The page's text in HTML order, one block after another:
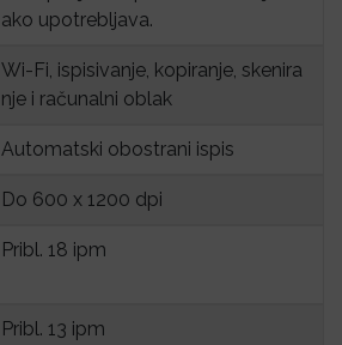
ako upotrebljava.
Wi-Fi, ispisivanje, kopiranje, skenira
nje i računalni oblak
Automatski obostrani ispis
Do 600 x 1200 dpi
Pribl. 18 ipm
Pribl. 13 ipm